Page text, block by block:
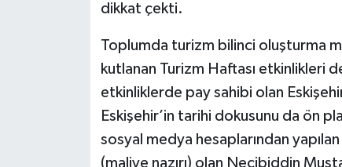
dikkat çekti.
Toplumda turizm bilinci oluşturma
kutlanan Turizm Haftası etkinlikleri
etkinliklerde pay sahibi olan
Eskişehir’in tarihi dokusunu da ön
sosyal medya hesaplarından
(maliye nazırı) olan Necibiddin